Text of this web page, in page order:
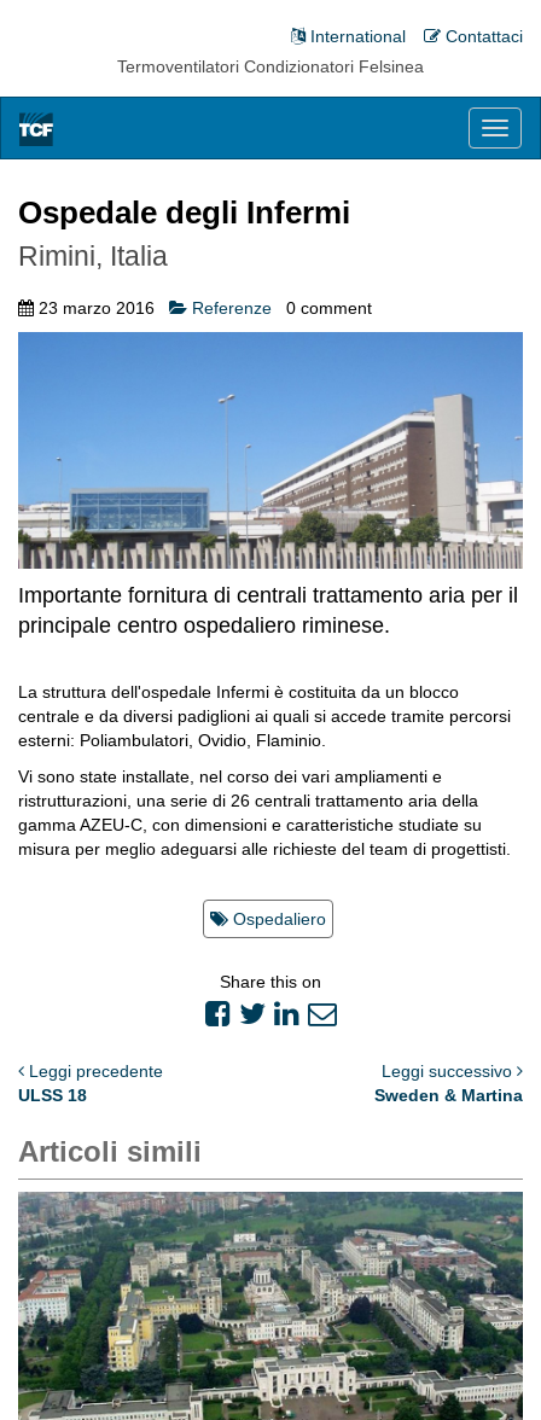
Contattaci
International
Termoventilatori Condizionatori Felsinea
Ospedale degli Infermi
Rimini, Italia
23 marzo 2016 Referenze 0 comment
Importante fornitura di centrali trattamento aria per il
principale centro ospedaliero riminese.
La struttura dell'ospedale Infermi è costituita da un blocco
centrale e da diversi padiglioni ai quali si accede tramite percorsi
esterni: Poliambulatori, Ovidio, Flaminio.
Vi sono state installate, nel corso dei vari ampliamenti e
ristrutturazioni, una serie di 26 centrali trattamento aria della
gamma AZEU-C, con dimensioni e caratteristiche studiate su
misura per meglio adeguarsi alle richieste del team di progettisti.
Ospedaliero
Share this on
Leggi precedente
ULSS 18
Leggi successivo
Sweden & Martina
Articoli simili